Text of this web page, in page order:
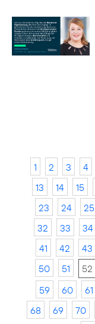
1 2 3 4
13
14 15
23
24 25
32
33 34
41
42 43
50
51 52
59
60 61
68
69 70